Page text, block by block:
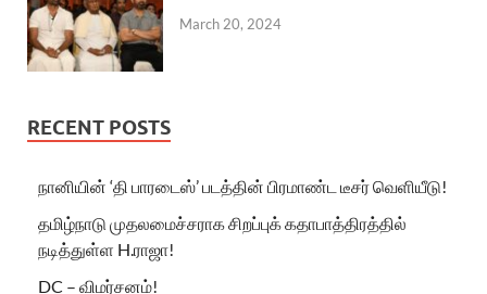
March 20, 2024
RECENT POSTS
நானியின் ‘தி பாரடைஸ்’ படத்தின் பிரமாண்ட டீசர் வெளியீடு!
தமிழ்நாடு முதலமைச்சராக சிறப்புக் கதாபாத்திரத்தில்
நடித்துள்ள H.ராஜா!
DC – விமர்சனம்!